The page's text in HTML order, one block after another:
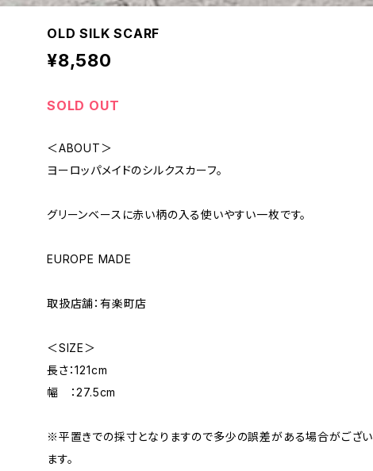
OLD SILK SCARF
¥8,580
SOLD OUT
＜ABOUT＞
ヨーロッパメイドのシルクスカーフ。
グリーンベースに赤い柄の入る使いやすい一枚です。
EUROPE MADE
取扱店舗：有楽町店
＜SIZE＞
長さ：121cm
幅 ：27.5cm
※平置きでの採寸となりますので多少の誤差がある場合がござい
ます。